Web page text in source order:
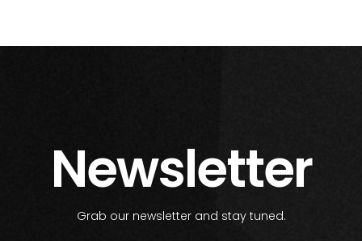
Newsletter
Grab our newsletter and stay tuned.